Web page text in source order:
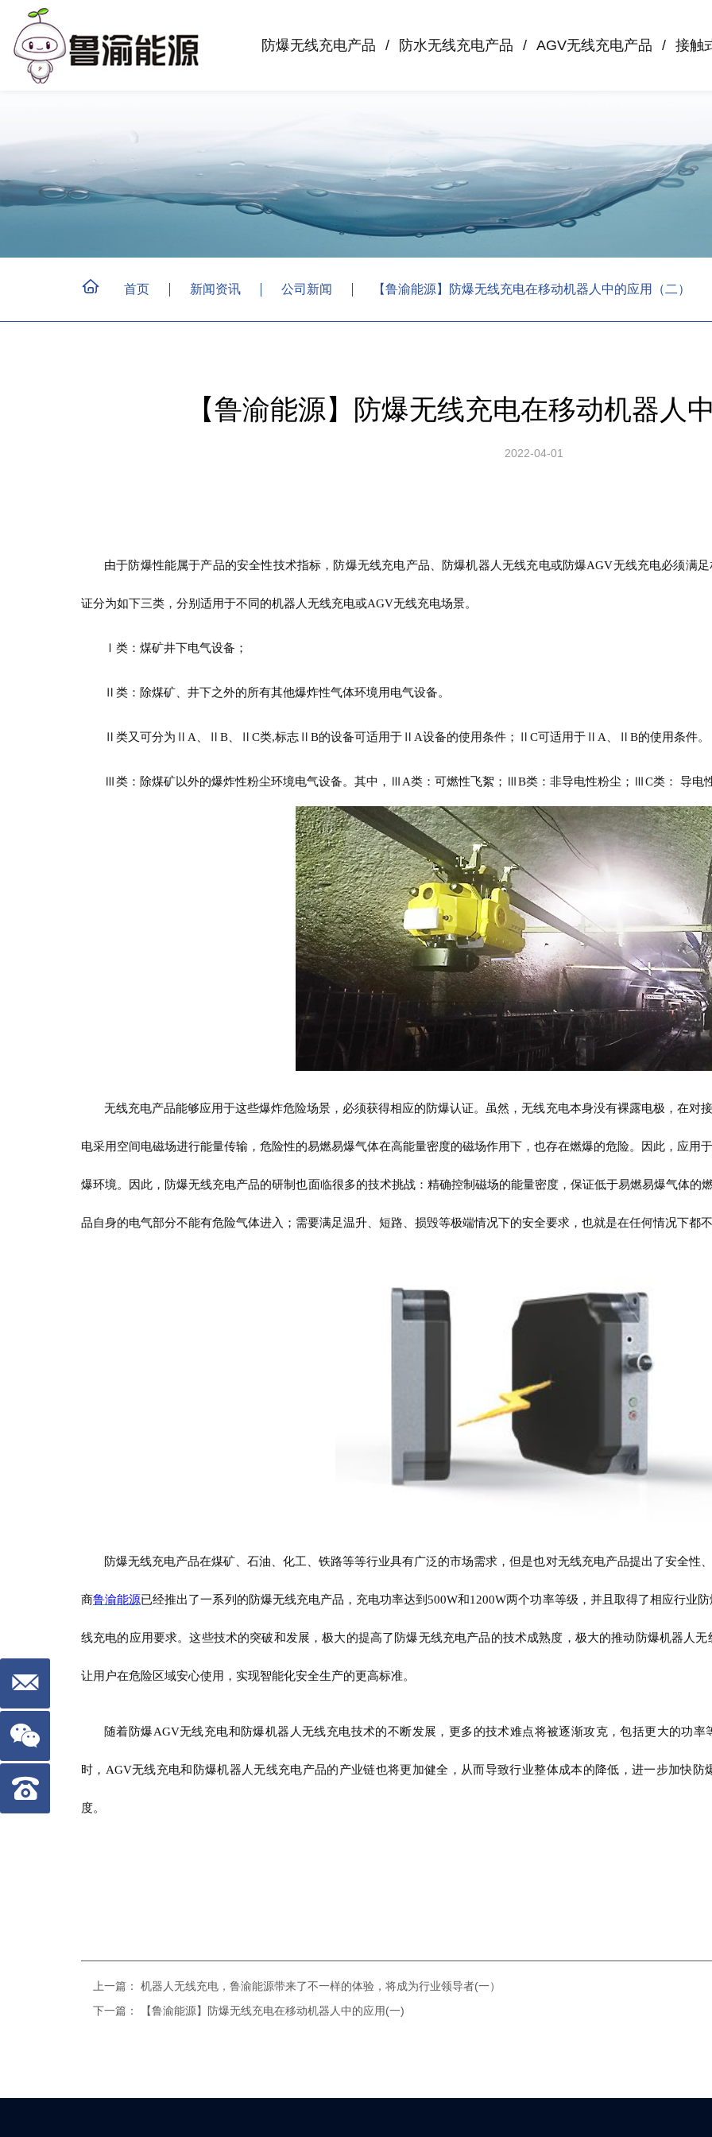
防爆无线充电产品 防水无线充电产品 AGV无线充电产品 接触
首页 新闻资讯 公司新闻 【鲁渝能源】防爆无线充电在移动机器人中的应用（二）
【鲁渝能源】防爆无线充电在移动机器人
2022-04-01
由于防爆性能属于产品的安全性技术指标，防爆无线充电产品、防爆机器人无线充电或防爆AGV无线充电必须满
证分为如下三类，分别适用于不同的机器人无线充电或AGV无线充电场景。
Ⅰ类：煤矿井下电气设备；
Ⅱ 类：除煤矿、井下之外的所有其他爆炸性气体环境用电气设备。
Ⅱ 类又可分为 Ⅱ A、 Ⅱ B、 Ⅱ C类,标志 Ⅱ B的设备可适用于 Ⅱ A设备的使用条件； Ⅱ C可适用于 Ⅱ A、 Ⅱ B的使用条件。
Ⅲ类：除煤矿以外的爆炸性粉尘环境电气设备。其中， Ⅲ A类：可燃性飞絮； ⅢB类：非导电性粉尘； ⅢC类： 导电
无线充电产品能够应用于这些爆炸危险场景，必须获得相应的防爆认证。虽然，无线充电本身没有裸露电极，在对
电采用空间电磁场进行能量传输，危险性的易燃易爆气体在高能量密度的磁场作用下，也存在燃爆的危险。因此，应用
爆环境。因此，防爆无线充电产品的研制也面临很多的技术挑战：精确控制磁场的能量密度，保证低于易燃易爆气体的
品自身的电气部分不能有危险气体进入；需要满足温升、短路、损毁等极端情况下的安全要求，也就是在任何情况下都
防爆无线充电产品在煤矿、石油、化工、铁路等等行业具有广泛的市场需求，但是也对无线充电产品提出了安全性
商鲁渝能源已经推出了一系列的防爆无线充电产品，充电功率达到500W和1200W两个功率等级，并且取得了相应行业
线充电的应用要求。这些技术的突破和发展，极大的提高了防爆无线充电产品的技术成熟度，极大的推动防爆机器人
让用户在危险区域安心使用，实现智能化安全生产的更高标准。
随着防爆AGV无线充电和防爆机器人无线充电技术的不断发展，更多的技术难点将被逐渐攻克，包括更大的功
时，AGV无线充电和防爆机器人无线充电产品的产业链也将更加健全，从而导致行业整体成本的降低，进一步加快
度。
上一篇：
机器人无线充电，鲁渝能源带来了不一样的体验，将成为行业领导者(一）
下一篇：
【鲁渝能源】防爆无线充电在移动机器人中的应用(一)